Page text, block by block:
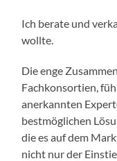
Ich berate und
wollte.
Die enge
Fachkonsortien,
anerkannten
bestmöglichen
die es auf dem
nicht nur der